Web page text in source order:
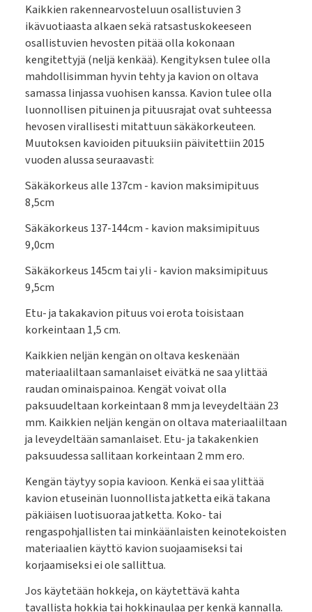
Kaikkien rakennearvosteluun osallistuvien 3
ikävuotiaasta alkaen sekä ratsastuskokeeseen
osallistuvien hevosten pitää olla kokonaan
kengitettyjä (neljä kenkää). Kengityksen tulee olla
mahdollisimman hyvin tehty ja kavion on oltava
samassa linjassa vuohisen kanssa. Kavion tulee olla
luonnollisen pituinen ja pituusrajat ovat suhteessa
hevosen virallisesti mitattuun säkäkorkeuteen.
Muutoksen kavioiden pituuksiin päivitettiin 2015
vuoden alussa seuraavasti:
Säkäkorkeus alle 137cm - kavion maksimipituus
8,5cm
Säkäkorkeus 137-144cm - kavion maksimipituus
9,0cm
Säkäkorkeus 145cm tai yli - kavion maksimipituus
9,5cm
Etu- ja takakavion pituus voi erota toisistaan
korkeintaan 1,5 cm.
Kaikkien neljän kengän on oltava keskenään
materiaaliltaan samanlaiset eivätkä ne saa ylittää
raudan ominaispainoa. Kengät voivat olla
paksuudeltaan korkeintaan 8 mm ja leveydeltään 23
mm. Kaikkien neljän kengän on oltava materiaaliltaan
ja leveydeltään samanlaiset. Etu- ja takakenkien
paksuudessa sallitaan korkeintaan 2 mm ero.
Kengän täytyy sopia kavioon. Kenkä ei saa ylittää
kavion etuseinän luonnollista jatketta eikä takana
päkiäisen luotisuoraa jatketta. Koko- tai
rengaspohjallisten tai minkäänlaisten keinotekoisten
materiaalien käyttö kavion suojaamiseksi tai
korjaamiseksi ei ole sallittua.
Jos käytetään hokkeja, on käytettävä kahta
tavallista hokkia tai hokkinaulaa per kenkä kannalla.